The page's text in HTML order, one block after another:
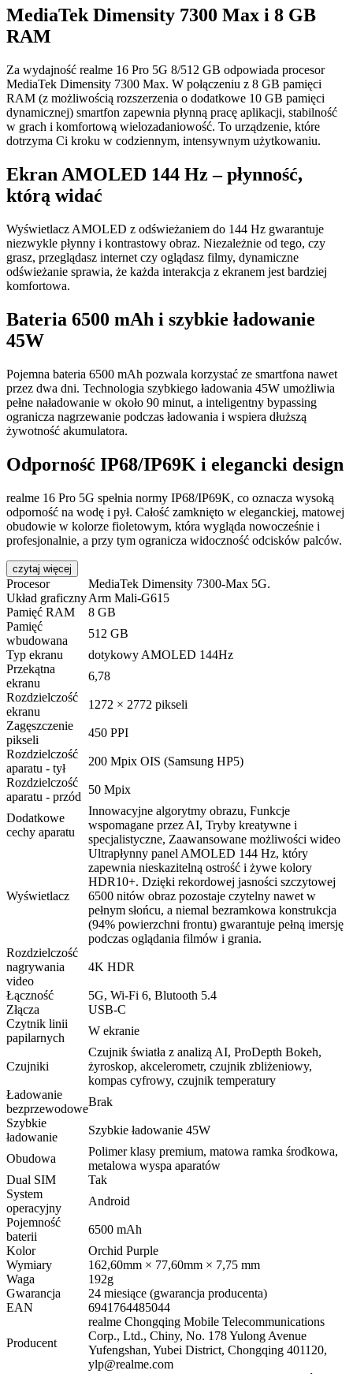
MediaTek Dimensity 7300 Max i 8 GB
RAM
Za wydajność realme 16 Pro 5G 8/512 GB odpowiada procesor
MediaTek Dimensity 7300 Max. W połączeniu z 8 GB pamięci
RAM (z możliwością rozszerzenia o dodatkowe 10 GB pamięci
dynamicznej) smartfon zapewnia płynną pracę aplikacji, stabilność
w grach i komfortową wielozadaniowość. To urządzenie, które
dotrzyma Ci kroku w codziennym, intensywnym użytkowaniu.
Ekran AMOLED 144 Hz – płynność,
którą widać
Wyświetlacz AMOLED z odświeżaniem do 144 Hz gwarantuje
niezwykle płynny i kontrastowy obraz. Niezależnie od tego, czy
grasz, przeglądasz internet czy oglądasz filmy, dynamiczne
odświeżanie sprawia, że każda interakcja z ekranem jest bardziej
komfortowa.
Bateria 6500 mAh i szybkie ładowanie
45W
Pojemna bateria 6500 mAh pozwala korzystać ze smartfona nawet
przez dwa dni. Technologia szybkiego ładowania 45W umożliwia
pełne naładowanie w około 90 minut, a inteligentny bypassing
ogranicza nagrzewanie podczas ładowania i wspiera dłuższą
żywotność akumulatora.
Odporność IP68/IP69K i elegancki design
realme 16 Pro 5G spełnia normy IP68/IP69K, co oznacza wysoką
odporność na wodę i pył. Całość zamknięto w eleganckiej, matowej
obudowie w kolorze fioletowym, która wygląda nowocześnie i
profesjonalnie, a przy tym ogranicza widoczność odcisków palców.
czytaj więcej
Procesor
MediaTek Dimensity 7300-Max 5G.
Układ graficznyArm Mali-G615
Pamięć RAM
8 GB
Pamięć
wbudowana
512 GB
Typ ekranu
dotykowy AMOLED 144Hz
Przekątna
ekranu
6,78
Rozdzielczość
ekranu
1272 × 2772 pikseli
Zagęszczenie
pikseli
450 PPI
Rozdzielczość
aparatu - tył
200 Mpix OIS (Samsung HP5)
Rozdzielczość
aparatu - przód
50 Mpix
Dodatkowe
cechy aparatu
Innowacyjne algorytmy obrazu, Funkcje
wspomagane przez AI, Tryby kreatywne i
specjalistyczne, Zaawansowane możliwości wideo
Wyświetlacz
Ultrapłynny panel AMOLED 144 Hz, który
zapewnia nieskazitelną ostrość i żywe kolory
HDR10+. Dzięki rekordowej jasności szczytowej
6500 nitów obraz pozostaje czytelny nawet w
pełnym słońcu, a niemal bezramkowa konstrukcja
(94% powierzchni frontu) gwarantuje pełną imersję
podczas oglądania filmów i grania.
Rozdzielczość
nagrywania
video
4K HDR
Łączność
5G, Wi-Fi 6, Blutooth 5.4
Złącza
USB-C
Czytnik linii
papilarnych
W ekranie
Czujniki
Czujnik światła z analizą AI, ProDepth Bokeh,
żyroskop, akcelerometr, czujnik zbliżeniowy,
kompas cyfrowy, czujnik temperatury
Ładowanie
bezprzewodowe
Brak
Szybkie
ładowanie
Szybkie ładowanie 45W
Obudowa
Polimer klasy premium, matowa ramka środkowa,
metalowa wyspa aparatów
Dual SIM
Tak
System
operacyjny
Android
Pojemność
baterii
6500 mAh
Kolor
Orchid Purple
Wymiary
162,60mm × 77,60mm × 7,75 mm
Waga
192g
Gwarancja
24 miesiące (gwarancja producenta)
EAN
6941764485044
Producent
realme Chongqing Mobile Telecommunications
Corp., Ltd., Chiny, No. 178 Yulong Avenue
Yufengshan, Yubei District, Chongqing 401120,
ylp@realme.com